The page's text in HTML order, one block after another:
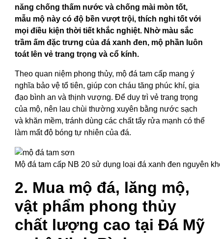
năng chống thấm nước và chống mài mòn tốt,
mẫu mộ này có độ bền vượt trội, thích nghi tốt với
mọi điều kiện thời tiết khắc nghiệt. Nhờ màu sắc
trầm ấm đặc trưng của đá xanh đen, mộ phần luôn
toát lên vẻ trang trọng và cổ kính.
Theo quan niệm phong thủy, mộ đá tam cấp mang ý
nghĩa bảo vệ tổ tiên, giúp con cháu tăng phúc khí, gia
đạo bình an và thịnh vượng. Để duy trì vẻ trang trọng
của mộ, nên lau chùi thường xuyên bằng nước sạch
và khăn mềm, tránh dùng các chất tẩy rửa mạnh có thể
làm mất độ bóng tự nhiên của đá.
Mộ đá tam cấp NB 20 sử dụng loại đá xanh đen nguyên
2. Mua mộ đá, lăng mộ,
vật phẩm phong thủy
chất lượng cao tại Đá Mỹ